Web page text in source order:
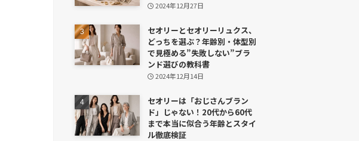
2024年12月27日
セオリーとセオリーリュクス、
どっちを選ぶ？年齢別・体型別
で見極める”失敗しない”ブラ
ンド選びの教科書
2024年12月14日
セオリーは「おじさんブラン
ド」じゃない！20代から60代
まで本当に似合う年齢とスタイ
ル徹底検証